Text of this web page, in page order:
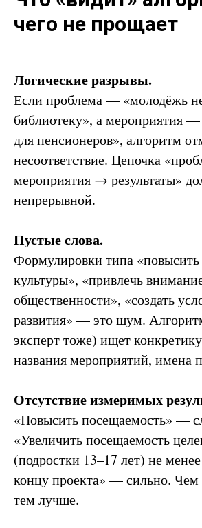
чего не прощает
Логические разрывы.
Если проблема — «молодёжь
библиотеку», а мероприятия
для пенсионеров», алгоритм
несоответствие. Цепочка
мероприятия → результаты»
непрерывной.
Пустые слова.
Формулировки типа «повысить
культуры», «привлечь
общественности», «создать
развития» — это шум.
эксперт тоже) ищет
названия мероприятий, имена
Отсутствие измеримых
«Повысить посещаемость» —
«Увеличить посещаемость
(подростки 13–17 лет) не
концу проекта» — сильно.
тем лучше.